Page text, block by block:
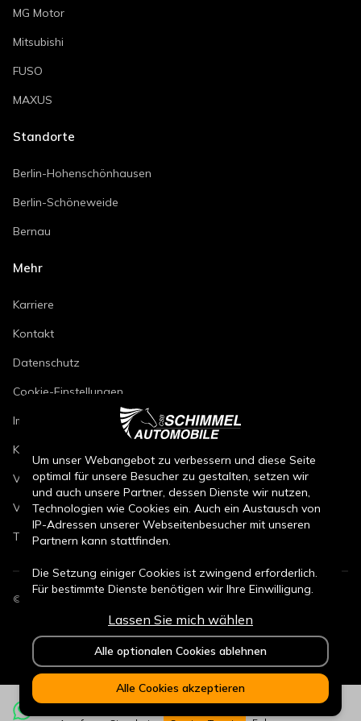
MG Motor
Mitsubishi
FUSO
MAXUS
Standorte
Berlin-Hohenschönhausen
Berlin-Schöneweide
Bernau
Mehr
Karriere
Kontakt
Datenschutz
Cookie-Einstellungen
Impressum
Kfz-Reparaturbedingungen
Verkaufsbedingungen Neuwagen
Verkaufsbedingungen Gebrauchtwagen
Teileverkaufsbedingungen
© CSB Schimmel Automobile GmbH. Alle Rechte vorbehalten.
Um unser Webangebot zu verbessern und diese Seite
optimal für unsere Besucher zu gestalten, setzen wir
und auch unsere Partner, dessen Dienste wir nutzen,
Technologien wie Cookies ein. Auch ein Austausch von
IP-Adressen unserer Webseitenbesucher mit unseren
Partnern kann stattfinden.
Die Setzung einiger Cookies ist zwingend erforderlich.
Für bestimmte Dienste benötigen wir Ihre Einwilligung.
Durch den Klick auf „Alle Cookies akzeptieren“, willigen
Sie (jederzeit für die Zukunft widerruflich) in alle
Datenverarbeitungen (Setzung von Cookies und
Übermittlung der IP-Adresse an Partner) ein.
Durch den Klick „ Alle optionalen Cookies ablehnen“
werden alle nicht zwingend notwendigen Cookies nicht
Lassen Sie mich wählen
Alle optionalen Cookies ablehnen
Alle Cookies akzeptieren